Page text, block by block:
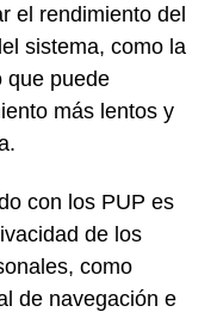
el rendimiento del
sistema, como la
que puede
más lentos y
con los PUP es
de los
como
de navegación e